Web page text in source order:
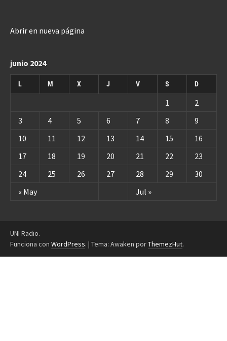
Abrir en nueva página
junio 2024
L M X J V S D
« May Jul »
1
2
3
4 5 6 7 8
9
10
11 12 13 14 15
16
17
18 19 20 21 22
23
24
25 26 27 28 29 30
UNI Radio.
Funciona con WordPress. | Tema: Awaken porThemezHut.